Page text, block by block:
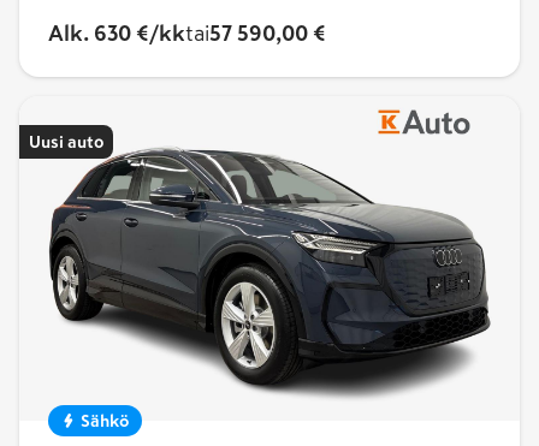
Alk. 630 €/kktai57 590,00 €
Uusi auto
Sähkö